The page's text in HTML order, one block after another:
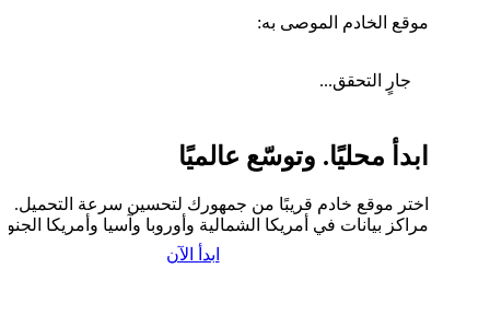
موقع الخادم الموصى به:
جارٍ التحقق...
ابدأ محليًا. وتوسّع عالميًا
اختر موقع خادم قريبًا من جمهورك لتحسين سرعة التحميل.
مراكز بيانات في أمريكا الشمالية وأوروبا وآسيا وأمريكا
ابدأ الآن